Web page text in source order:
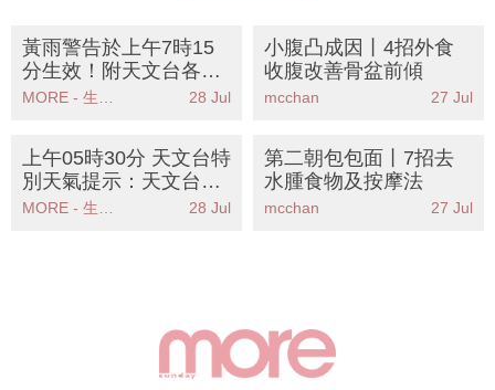
黃雨警告於上午7時15
分生效！附天文台各區
雨量分佈圖
MORE - 生活品味 28 Jul
小腹凸成因丨4招外食
收腹改善骨盆前傾
mcchan 27 Jul
上午05時30分 天文台特
別天氣提示：天文台提
醒珠江口雨區逐漸靠近
28 Jul
第二朝包包面丨7招去
水腫食物及按摩法
mcchan 27 Jul